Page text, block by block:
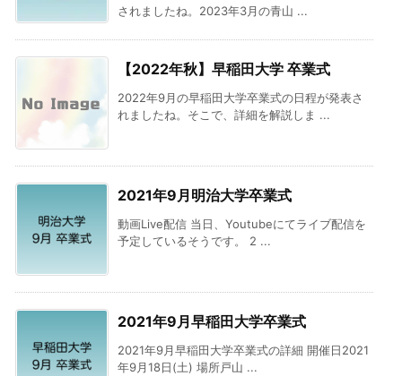
されましたね。2023年3月の青山 ...
【2022年秋】早稲田大学 卒業式
2022年9月の早稲田大学卒業式の日程が発表さ
れましたね。そこで、詳細を解説しま ...
2021年9月明治大学卒業式
動画Live配信 当日、Youtubeにてライブ配信を
予定しているそうです。 2 ...
2021年9月早稲田大学卒業式
2021年9月早稲田大学卒業式の詳細 開催日2021
年9月18日(土) 場所戸山 ...